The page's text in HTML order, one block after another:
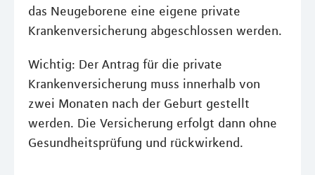
das Neugeborene eine eigene private
Krankenversicherung abgeschlossen werden.
Wichtig: Der Antrag für die private
Krankenversicherung muss innerhalb von
zwei Monaten nach der Geburt gestellt
werden. Die Versicherung erfolgt dann ohne
Gesundheitsprüfung und rückwirkend.